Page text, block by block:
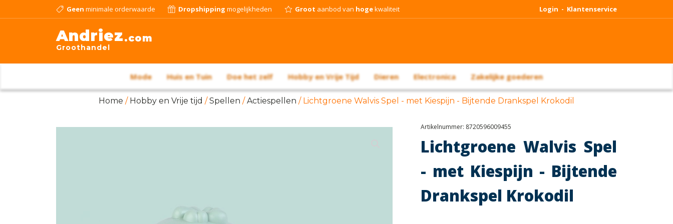
Geen minimale orderwaarde Dropshipping mogelijkheden Groot aanbod van hogekwaliteit Login - Klantenservice
Andriez.com
Groothandel
Mode Huis en Tuin Doe het zelf Hobby en Vrije Tijd Dieren Electronica Zakelijke goederen
Home / Hobby en Vrije tijd /Spellen /Actiespellen / Lichtgroene Walvis Spel - met Kiespijn - Bijtende Drankspel Krokodil
Artikelnummer: 8720596009455
Lichtgroene Walvis Spel
- met Kiespijn - Bijtende
Drankspel Krokodil